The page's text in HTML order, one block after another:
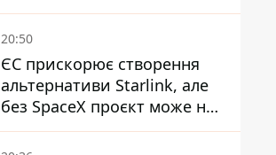
20:50
ЄС прискорює створення
альтернативи Starlink, але
без SpaceX проєкт може не
обійтися